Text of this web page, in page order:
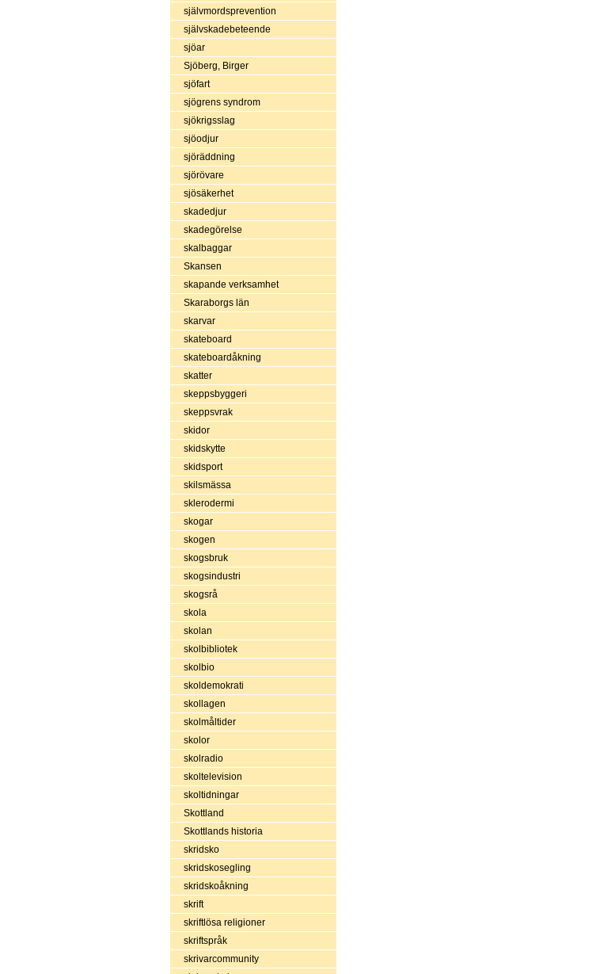
självmordsprevention
självskadebeteende
sjöar
Sjöberg, Birger
sjöfart
sjögrens syndrom
sjökrigsslag
sjöodjur
sjöräddning
sjörövare
sjösäkerhet
skadedjur
skadegörelse
skalbaggar
Skansen
skapande verksamhet
Skaraborgs län
skarvar
skateboard
skateboardåkning
skatter
skeppsbyggeri
skeppsvrak
skidor
skidskytte
skidsport
skilsmässa
sklerodermi
skogar
skogen
skogsbruk
skogsindustri
skogsrå
skola
skolan
skolbibliotek
skolbio
skoldemokrati
skollagen
skolmåltider
skolor
skolradio
skoltelevision
skoltidningar
Skottland
Skottlands historia
skridsko
skridskosegling
skridskoåkning
skrift
skriftlösa religioner
skriftspråk
skrivarcommunity